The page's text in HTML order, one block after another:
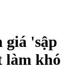
giá 'sập
làm khó